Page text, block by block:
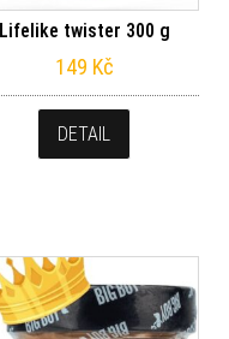
Lifelike twister 300 g
149 Kč
DETAIL